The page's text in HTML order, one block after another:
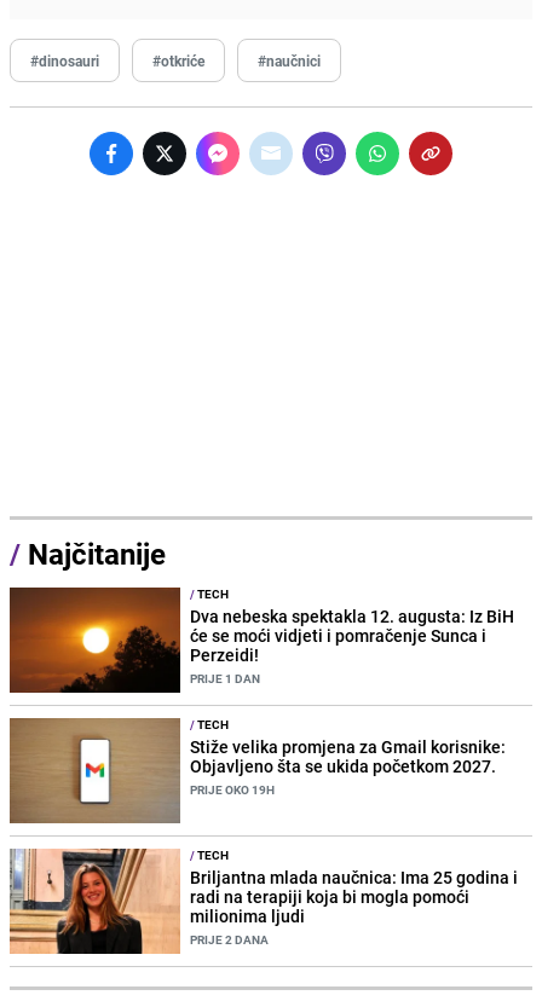
#dinosauri #otkriće #naučnici
/ Najčitanije
/TECH
Dva nebeska spektakla 12. augusta: Iz BiH
će se moći vidjeti i pomračenje Sunca i
Perzeidi!
PRIJE 1 DAN
/TECH
Stiže velika promjena za Gmail korisnike:
Objavljeno šta se ukida početkom 2027.
PRIJE OKO 19H
/TECH
Briljantna mlada naučnica: Ima 25 godina i
radi na terapiji koja bi mogla pomoći
milionima ljudi
PRIJE 2 DANA